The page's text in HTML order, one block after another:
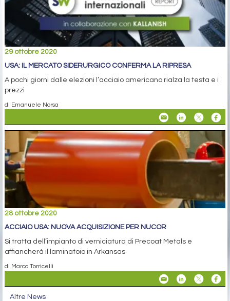
29 ottobre 2020
USA: IL MERCATO SIDERURGICO CONFERMA LA RIPRESA
A pochi giorni dalle elezioni l’acciaio americano rialza la testa e i
prezzi
di Emanuele Norsa
28 ottobre 2020
ACCIAIO USA: NUOVA ACQUISIZIONE PER NUCOR
Si tratta dell’impianto di verniciatura di Precoat Metals e
affiancherà il laminatoio in Arkansas
di Marco Torricelli
Altre News